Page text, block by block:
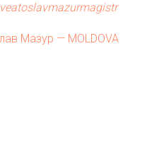
Мазур — MOLDOVA